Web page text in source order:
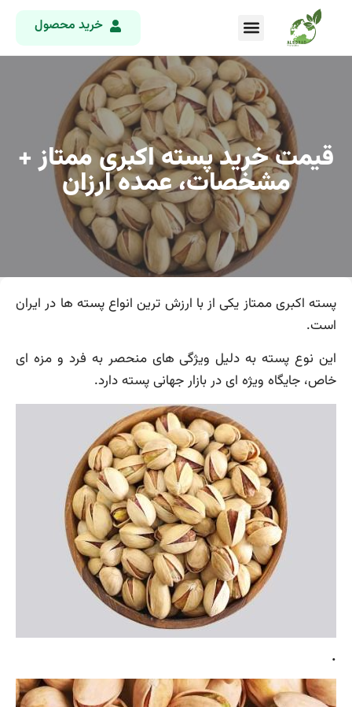
خرید محصول
قیمت خرید پسته اکبری ممتاز +
مشخصات، عمده ارزان
پسته اکبری ممتاز یکی از با ارزش ترین انواع پسته ها در ایران
است.
این نوع پسته به دلیل ویژگی های منحصر به فرد و مزه ای
خاص، جایگاه ویژه ای در بازار جهانی پسته دارد.
.